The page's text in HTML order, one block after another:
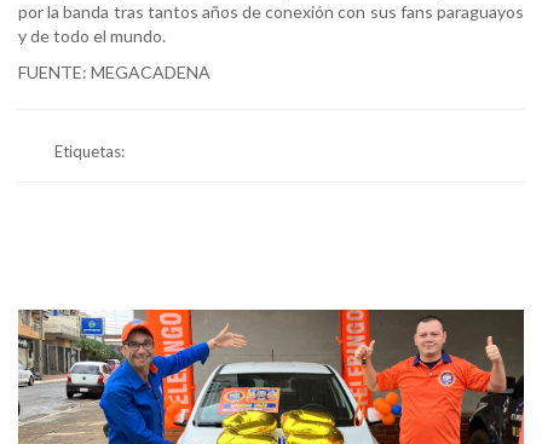
por la banda tras tantos años de conexión con sus fans paraguayos
y de todo el mundo.
FUENTE: MEGACADENA
Etiquetas: